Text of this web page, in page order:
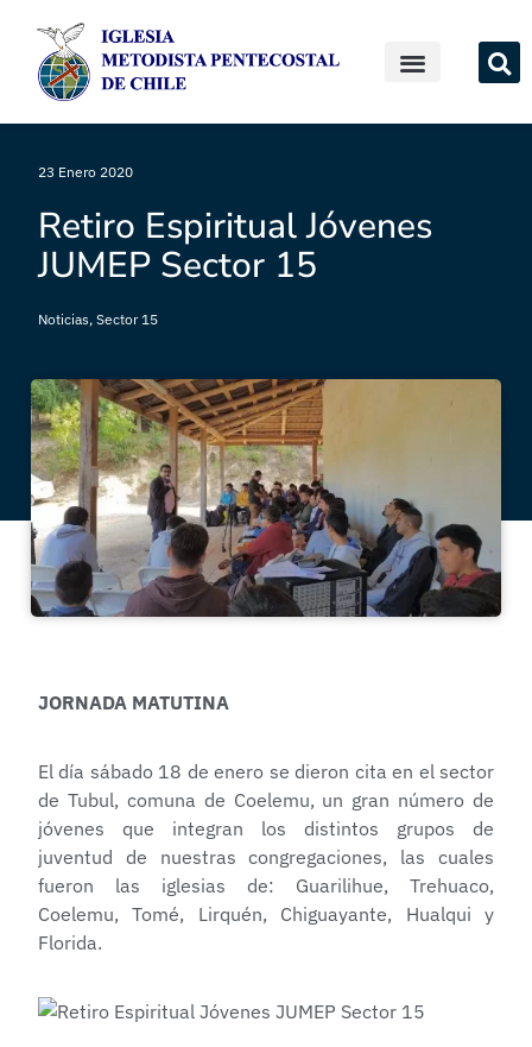
23 Enero 2020
Retiro Espiritual Jóvenes
JUMEP Sector 15
Noticias, Sector 15
JORNADA MATUTINA
El día sábado 18 de enero se dieron cita en el sector
de Tubul, comuna de Coelemu, un gran número de
jóvenes que integran los distintos grupos de
juventud de nuestras congregaciones, las cuales
fueron las iglesias de: Guarilihue, Trehuaco,
Coelemu, Tomé, Lirquén, Chiguayante, Hualqui y
Florida.